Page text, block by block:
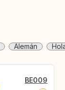
Alemán
BE009